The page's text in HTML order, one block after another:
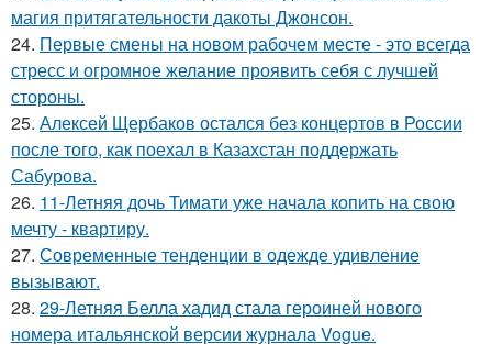
магия притягательности дакоты Джонсон.
24. Первые смены на новом рабочем месте - это всегда
стресс и огромное желание проявить себя с лучшей
стороны.
25. Алексей Щербаков остался без концертов в России
после того, как поехал в Казахстан поддержать
Сабурова.
26. 11-Летняя дочь Тимати уже начала копить на свою
мечту - квартиру.
27. Современные тенденции в одежде удивление
вызывают.
28. 29-Летняя Белла хадид стала героиней нового
номера итальянской версии журнала Vogue.